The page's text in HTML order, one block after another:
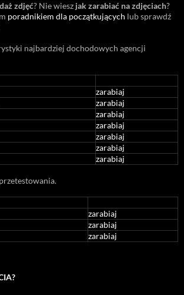
zdjęć? Nie wiesz jak zarabiać na zdjęciach?
poradnikiem dla początkujących lub sprawdź
najbardziej dochodowych agencji
zarabiaj
zarabiaj
zarabiaj
zarabiaj
zarabiaj
zarabiaj
zarabiaj
zarabiaj
zarabiaj
zarabiaj